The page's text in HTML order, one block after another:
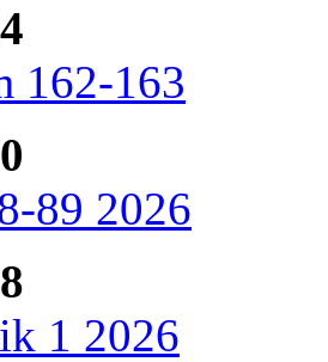
162-163
89 2026
1 2026